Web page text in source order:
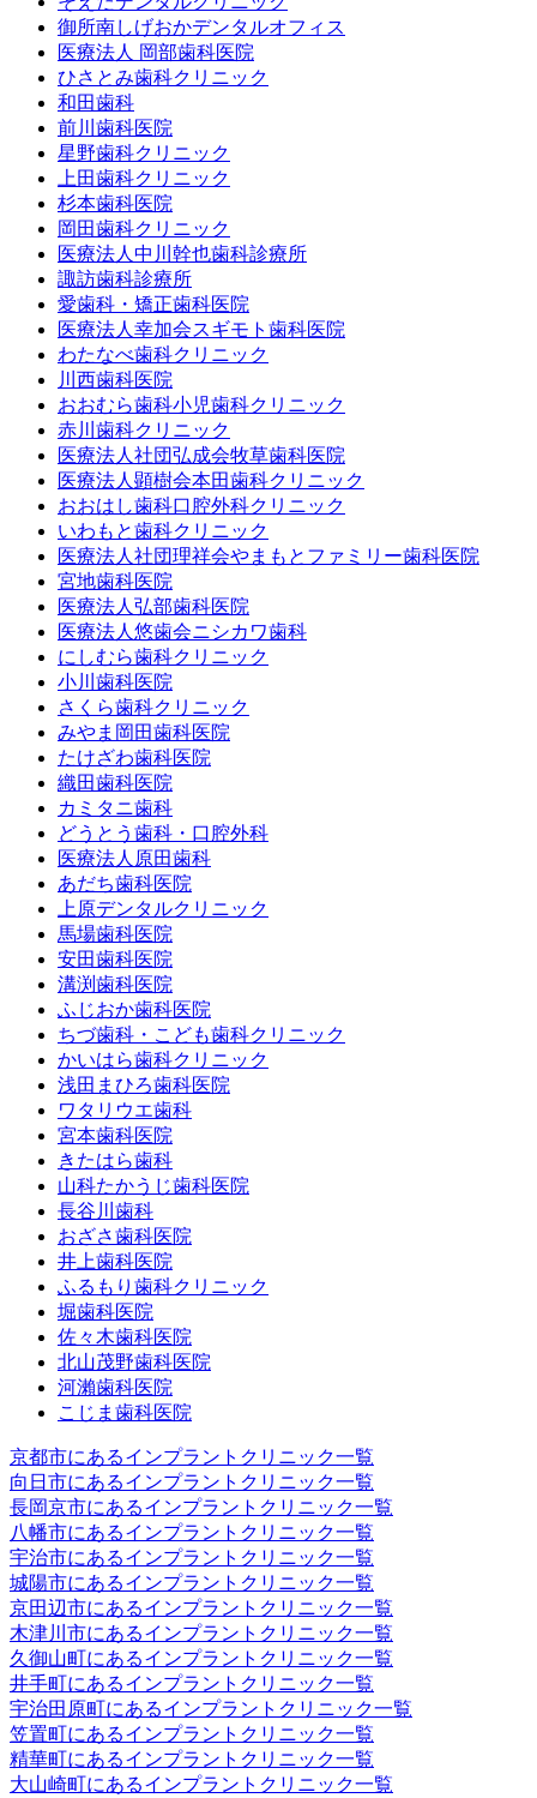
御所南しげおかデンタルオフィス
医療法人 岡部歯科医院
ひさとみ歯科クリニック
和田歯科
前川歯科医院
星野歯科クリニック
上田歯科クリニック
杉本歯科医院
岡田歯科クリニック
医療法人中川幹也歯科診療所
諏訪歯科診療所
愛歯科・矯正歯科医院
医療法人幸加会スギモト歯科医院
わたなべ歯科クリニック
川西歯科医院
おおむら歯科小児歯科クリニック
赤川歯科クリニック
医療法人社団弘成会牧草歯科医院
医療法人顕樹会本田歯科クリニック
おおはし歯科口腔外科クリニック
いわもと歯科クリニック
医療法人社団理祥会やまもとファミリー歯科医院
宮地歯科医院
医療法人弘部歯科医院
医療法人悠歯会ニシカワ歯科
にしむら歯科クリニック
小川歯科医院
さくら歯科クリニック
みやま岡田歯科医院
たけざわ歯科医院
織田歯科医院
カミタニ歯科
どうとう歯科・口腔外科
医療法人原田歯科
あだち歯科医院
上原デンタルクリニック
馬場歯科医院
安田歯科医院
溝渕歯科医院
ふじおか歯科医院
ちづ歯科・こども歯科クリニック
かいはら歯科クリニック
浅田まひろ歯科医院
ワタリウエ歯科
宮本歯科医院
きたはら歯科
山科たかうじ歯科医院
長谷川歯科
おざさ歯科医院
井上歯科医院
ふるもり歯科クリニック
堀歯科医院
佐々木歯科医院
北山茂野歯科医院
河瀨歯科医院
こじま歯科医院
京都市にあるインプラントクリニック一覧
向日市にあるインプラントクリニック一覧
長岡京市にあるインプラントクリニック一覧
八幡市にあるインプラントクリニック一覧
宇治市にあるインプラントクリニック一覧
城陽市にあるインプラントクリニック一覧
京田辺市にあるインプラントクリニック一覧
木津川市にあるインプラントクリニック一覧
久御山町にあるインプラントクリニック一覧
井手町にあるインプラントクリニック一覧
宇治田原町にあるインプラントクリニック一覧
笠置町にあるインプラントクリニック一覧
精華町にあるインプラントクリニック一覧
大山崎町にあるインプラントクリニック一覧